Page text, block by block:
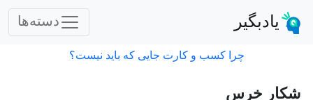
یادبگیر دسته‌ها
چرا کسب و کارت جایی که باید نیست؟
شكار خرس